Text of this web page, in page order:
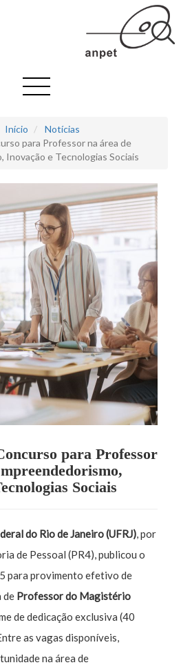
Início
Notícias
para Professor na área de
Inovação e Tecnologias Sociais
para Professor
Sociais
do Rio de Janeiro (UFRJ), por
de Pessoal (PR4), publicou o
para provimento efetivo de
de Professor do Magistério
de dedicação exclusiva (40
as vagas disponíveis,
na área de